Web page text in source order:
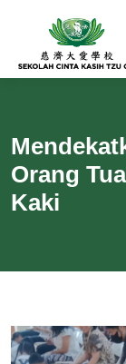
Orang
Kaki